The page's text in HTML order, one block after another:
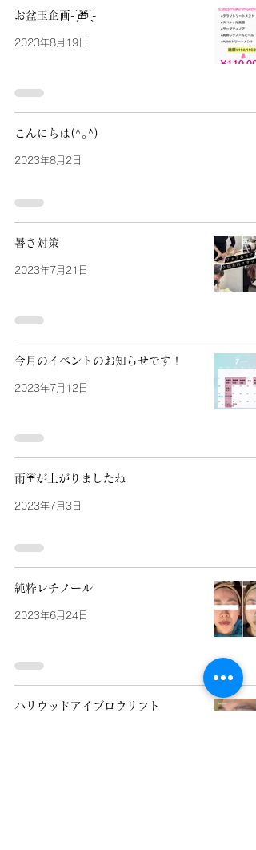
お盆玉企画- ̗̀🎁 ̖́-
2023年8月19日
こんにちは(^｡^)
2023年8月2日
暑さ対策
2023年7月21日
今月のイベントのお知らせです！
2023年7月12日
雨☔️が上がりましたね
2023年7月3日
純粋レチノール
2023年6月24日
ハリウッドアイブロウリフト